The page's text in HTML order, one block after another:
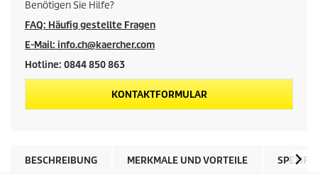
e
s
P
r
Benötigen Sie Hilfe?
FAQ: Häufig gestellte Fragen
E-Mail: info.ch@kaercher.com
Hotline: 0844 850 863
KONTAKTFORMULAR
BESCHREIBUNG MERKMALE UND VORTEILE